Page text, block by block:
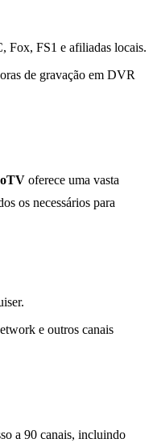
Fox, FS1 e afiliadas locais.
de gravação em DVR
oferece uma vasta
os necessários para
e outros canais
a 90 canais, incluindo